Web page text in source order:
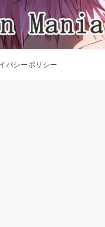
バシーポリシー